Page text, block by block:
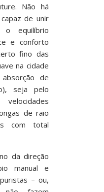
Não há
de unir
o equilíbrio
e conforto
fino das
na cidade
de
seja pelo
de raio
com total
da direção
manual e
– ou,